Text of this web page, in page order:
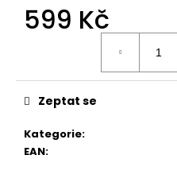
599 Kč
Kategorie:
EAN:
Zeptat se
j
e
e